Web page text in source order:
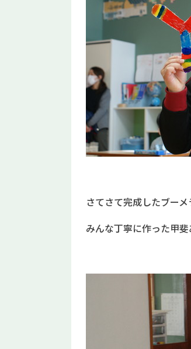
さてさて完成したブー
みんな丁寧に作った甲